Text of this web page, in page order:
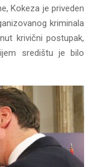
Kokeza je priveden
kriminala
krivični postupak,
središtu je bilo